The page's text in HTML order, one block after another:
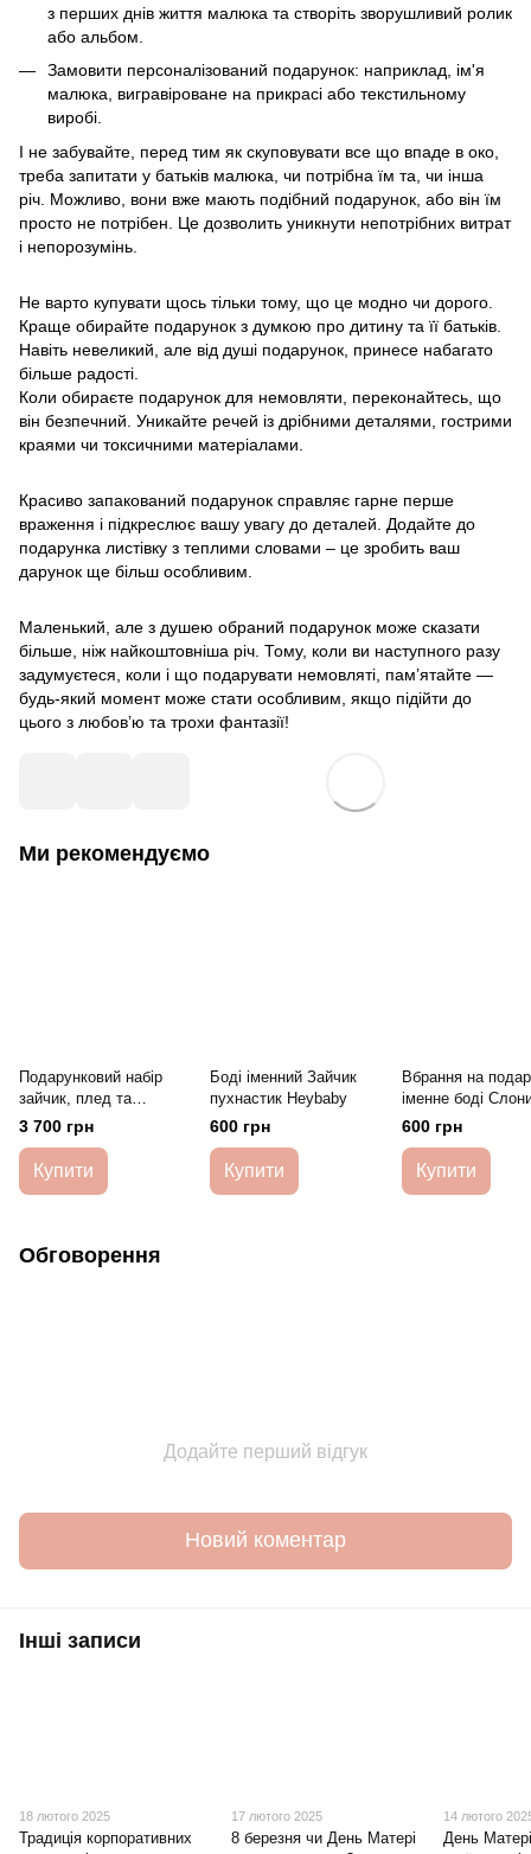
з перших днів життя малюка та створіть зворушливий ролик
або альбом.
Замовити персоналізований подарунок: наприклад, ім'я
малюка, вигравіроване на прикрасі або текстильному
виробі.
І не забувайте, перед тим як скуповувати все що впаде в око,
треба запитати у батьків малюка, чи потрібна їм та, чи інша
річ. Можливо, вони вже мають подібний подарунок, або він їм
просто не потрібен. Це дозволить уникнути непотрібних витрат
і непорозумінь.
Не варто купувати щось тільки тому, що це модно чи дорого.
Краще обирайте подарунок з думкою про дитину та її батьків.
Навіть невеликий, але від душі подарунок, принесе набагато
більше радості.
Коли обираєте подарунок для немовляти, переконайтесь, що
він безпечний. Уникайте речей із дрібними деталями, гострими
краями чи токсичними матеріалами.
Красиво запакований подарунок справляє гарне перше
враження і підкреслює вашу увагу до деталей. Додайте до
подарунка листівку з теплими словами – це зробить ваш
дарунок ще більш особливим.
Маленький, але з душею обраний подарунок може сказати
більше, ніж найкоштовніша річ. Тому, коли ви наступного разу
задумуєтеся, коли і що подарувати немовляті, пам’ятайте —
будь-який момент може стати особливим, якщо підійти до
цього з любов’ю та трохи фантазії!
Ми рекомендуємо
Подарунковий набір
зайчик, плед та
корзинка для іграшок
HeyBaby
3 700 грн
Купити
Боді іменний Зайчик
пухнастик Heybaby
600 грн
Купити
Вбрання на
іменне боді
друзі Heybaby
600 грн
Купити
Обговорення
Додайте перший відгук
Новий коментар
Інші записи
18 лютого 2025
Традиція корпоративних
17 лютого 2025
8 березня чи День Матері
14 лютого
День